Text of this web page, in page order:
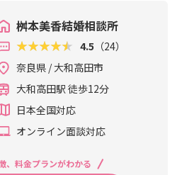
桝本美香結婚相談所
4.5 （24）
奈良県 / 大和高田市
大和高田駅 徒歩12分
日本全国対応
オンライン面談対応
、料金プランがわかる